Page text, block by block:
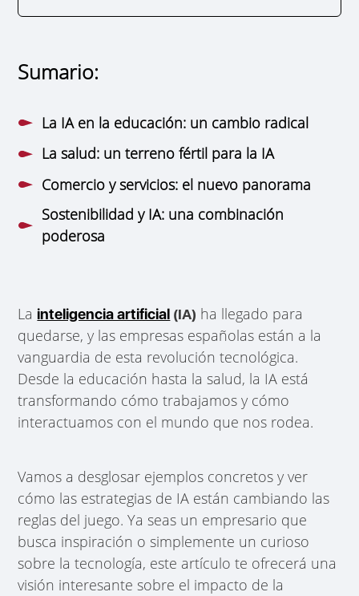
Sumario:
La IA en la educación: un cambio radical
La salud: un terreno fértil para la IA
Comercio y servicios: el nuevo panorama
Sostenibilidad y IA: una combinación
poderosa
La inteligencia artificial (IA) ha llegado para
quedarse, y las empresas españolas están a la
vanguardia de esta revolución tecnológica.
Desde la educación hasta la salud, la IA está
transformando cómo trabajamos y cómo
interactuamos con el mundo que nos rodea.
Vamos a desglosar ejemplos concretos y ver
cómo las estrategias de IA están cambiando las
reglas del juego. Ya seas un empresario que
busca inspiración o simplemente un curioso
sobre la tecnología, este artículo te ofrecerá una
visión interesante sobre el impacto de la